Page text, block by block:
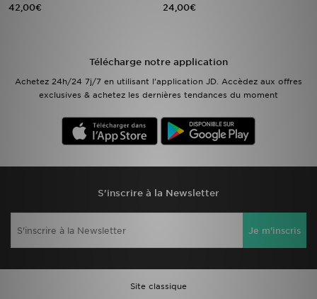
42,00€ 24,00€
Télécharge notre application
Achetez 24h/24 7j/7 en utilisant l'application JD. Accèdez aux offres
exclusives & achetez les dernières tendances du moment
S'inscrire à la Newsletter
Je m'inscris
Site classique
Suivre Ma Commande
Nos Magasins